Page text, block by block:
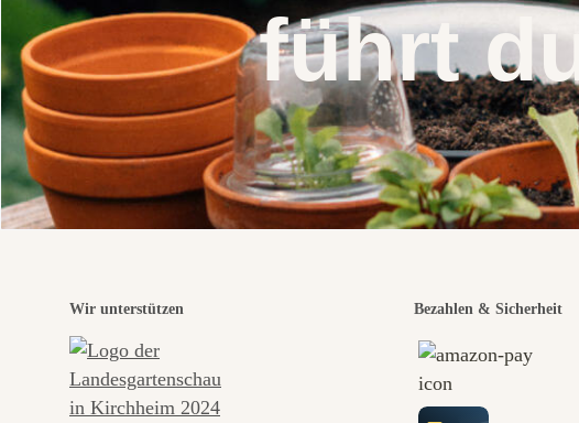
führt
Wir unterstützen Bezahlen & Sicherheit